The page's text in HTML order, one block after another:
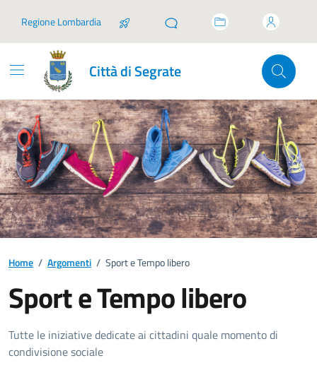
Regione Lombardia
Città di Segrate
Home / Argomenti / Sport e Tempo libero
Sport e Tempo libero
Dettagli dell'argomento
Tutte le iniziative dedicate ai cittadini quale momento di
condivisione sociale